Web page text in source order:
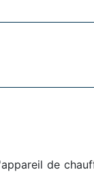
de